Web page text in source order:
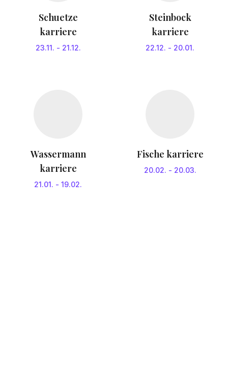
Schuetze
karriere
23.11. - 21.12.
Steinbock
karriere
22.12. - 20.01.
Wassermann
karriere
21.01. - 19.02.
Fische karriere
20.02. - 20.03.